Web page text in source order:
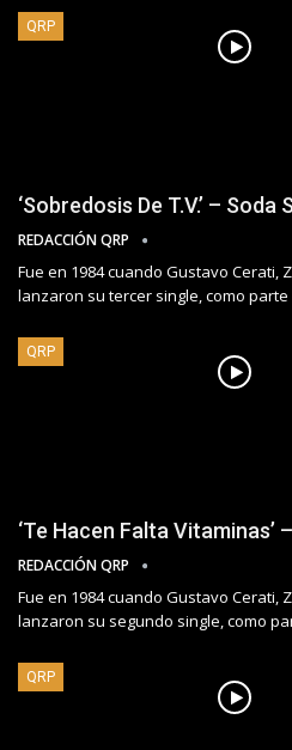
QRP
‘Sobredosis De T.V.’ – Soda
REDACCIÓN QRP
Fue en 1984 cuando Gustavo Cerati,
lanzaron su tercer single, como
QRP
‘Te Hacen Falta Vitaminas’
REDACCIÓN QRP
Fue en 1984 cuando Gustavo Cerati,
lanzaron su segundo single, como
QRP